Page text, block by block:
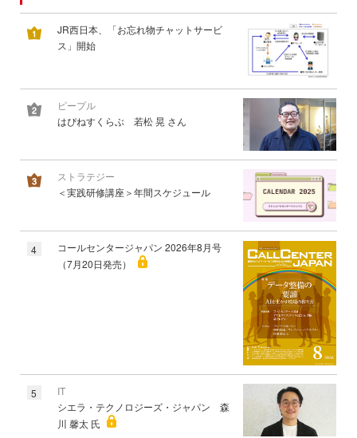
JR西日本、「お忘れ物チャットサービ
ス」開始
ピープル
はぴねすくらぶ 若松 晃 さん
ストラテジー
＜実践研修講座＞年間スケジュール
4
コールセンタージャパン 2026年8月号
（7月20日発売）
5
IT
シエラ・テクノロジーズ・ジャパン 森
川 馨太 氏